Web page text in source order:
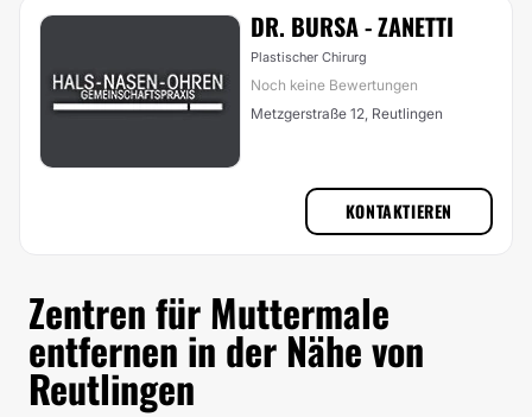
DR. BURSA - ZANETTI
Plastischer Chirurg
Noch keine Bewertungen
Metzgerstraße 12, Reutlingen
KONTAKTIEREN
Zentren für Muttermale
entfernen in der Nähe von
Reutlingen